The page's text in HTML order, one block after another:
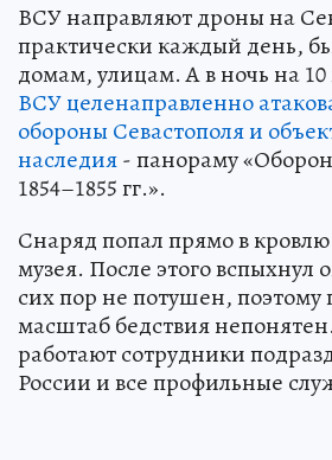
ВСУ направляют дроны на
практически каждый день,
домам, улицам. А в ночь на 10
ВСУ целенаправленно
обороны Севастополя и
наследия- панораму
1854–1855 гг.».
Снаряд попал прямо в
музея. После этого вспыхнул
сих пор не потушен, поэтому
масштаб бедствия
работают сотрудники
России и все профильные